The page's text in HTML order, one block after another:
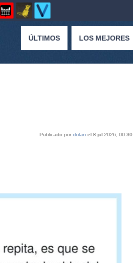
ÚLTIMOS LOS MEJORES
Publicado pordolan el 8 jul 2026, 00:30